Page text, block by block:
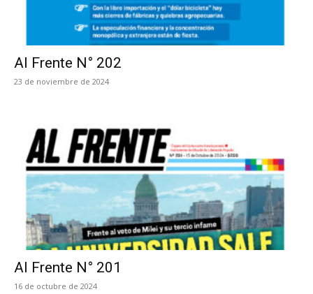
Al Frente N° 202
23 de noviembre de 2024
Al Frente N° 201
16 de octubre de 2024